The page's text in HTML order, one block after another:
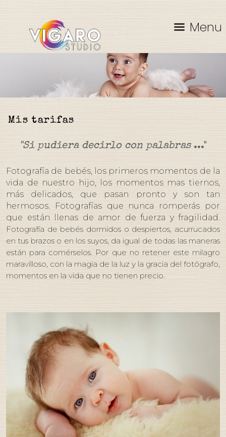
Menu
Mis tarifas
"Si pudiera decirlo con palabras..."
Fotografía de bebés, los primeros momentos de la
vida de nuestro hijo, los momentos mas tiernos,
más delicados, que pasan pronto y son tan
hermosos.
Fotografías que nunca romperás por
que están llenas de amor de fuerza y ​​fragilidad.
Fotografía de bebés dormidos o despiertos, acurrucados
en tus brazos o en los suyos, da igual de todas las maneras
están para comérselos.Por que no retener este milagro
maravilloso, con la magia de la luz y la gracia del fotógrafo,
momentos en la vida que no tienen precio.